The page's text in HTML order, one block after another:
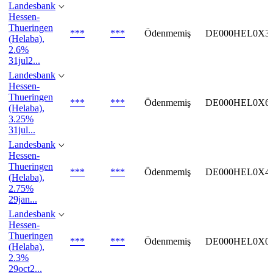
Landesbank
Hessen-
Thueringen
(Helaba),
2.6%
31jul2...
*** *** Ödenmemiş
Landesbank
Hessen-
Thueringen
(Helaba),
3.25%
31jul...
*** *** Ödenmemiş
Landesbank
Hessen-
Thueringen
(Helaba),
2.75%
29jan...
*** *** Ödenmemiş
Landesbank
Hessen-
Thueringen
(Helaba),
2.3%
29oct2...
*** *** Ödenmemiş